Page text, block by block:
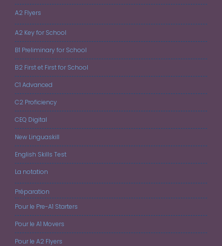
A2 Flyers
A2 Key for School
B1 Preliminary for School
B2 First et First for School
C1 Advanced
C2 Proficiency
CEQ Digital
New Linguaskill
English Skills Test
La notation
Préparation
Pour le Pre-A1 Starters
Pour le A1 Movers
Pour le A2 Flyers